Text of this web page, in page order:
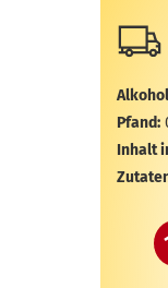
Pfand:
Inhalt